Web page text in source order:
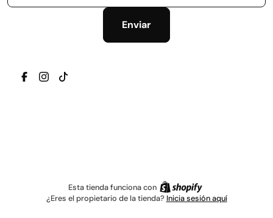
Enviar
TRANSLATION MISSING:
TRANSLATION MISSING:
TRANSLATION MISSING:
Esta tienda funciona con
¿Eres el propietario de la tienda? Inicia sesión aquí